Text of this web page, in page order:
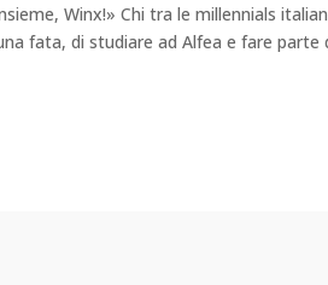
Winx!» Chi tra le millennials
fata, di studiare ad Alfea e fare parte